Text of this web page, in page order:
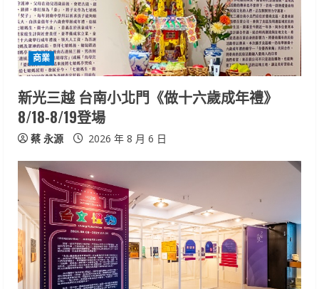
商業
新光三越 台南小北門《做十六歲成年禮》
8/18-8/19登場
蔡 永源 2026 年 8 月 6 日